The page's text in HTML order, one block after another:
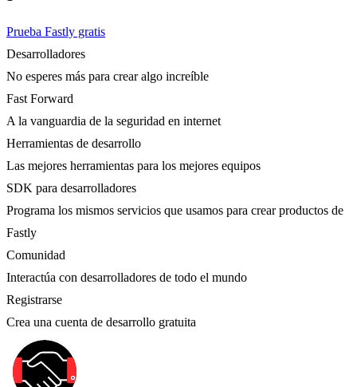
Prueba Fastly gratis
Desarrolladores
No esperes más para crear algo increíble
Fast Forward
A la vanguardia de la seguridad en internet
Herramientas de desarrollo
Las mejores herramientas para los mejores equipos
SDK para desarrolladores
Programa los mismos servicios que usamos para crear productos de
Fastly
Comunidad
Interactúa con desarrolladores de todo el mundo
Registrarse
Crea una cuenta de desarrollo gratuita